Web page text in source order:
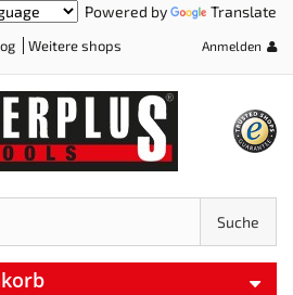
Powered by Translate
Weitere shops Anmelden
Suche